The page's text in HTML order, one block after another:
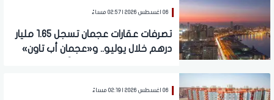
06 اغسطس 2026 | 02:57 مساءً
تصرفات عقارات عجمان تسجل 1.65 مليار
درهم خلال يوليو.. و«عجمان أب تاون»
06 اغسطس 2026 | 02:19 مساءً